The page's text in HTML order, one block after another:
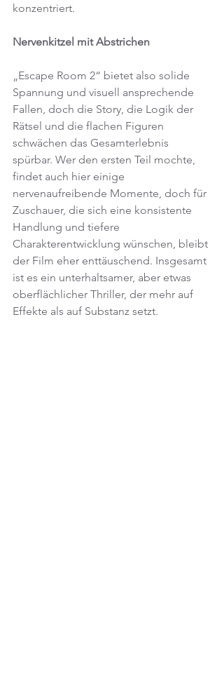
konzentriert.
Nervenkitzel mit Abstrichen
„Escape Room 2“ bietet also solide
Spannung und visuell ansprechende
Fallen, doch die Story, die Logik der
Rätsel und die flachen Figuren
schwächen das Gesamterlebnis
spürbar. Wer den ersten Teil mochte,
findet auch hier einige
nervenaufreibende Momente, doch für
Zuschauer, die sich eine konsistente
Handlung und tiefere
Charakterentwicklung wünschen, bleibt
der Film eher enttäuschend. Insgesamt
ist es ein unterhaltsamer, aber etwas
oberflächlicher Thriller, der mehr auf
Effekte als auf Substanz setzt.